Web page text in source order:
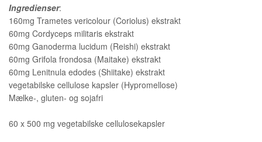
SØGNING
Ingredienser:
160mg Trametes vericolour (Coriolus) ekstrakt
60mg Cordyceps militaris ekstrakt
60mg Ganoderma lucidum (Reishi) ekstrakt
60mg Grifola frondosa (Maitake) ekstrakt
60mg Lenitnula edodes (Shiitake) ekstrakt
vegetabilske cellulose kapsler (Hypromellose)
Mælke-, gluten- og sojafri
60 x 500 mg vegetabilske cellulosekapsler